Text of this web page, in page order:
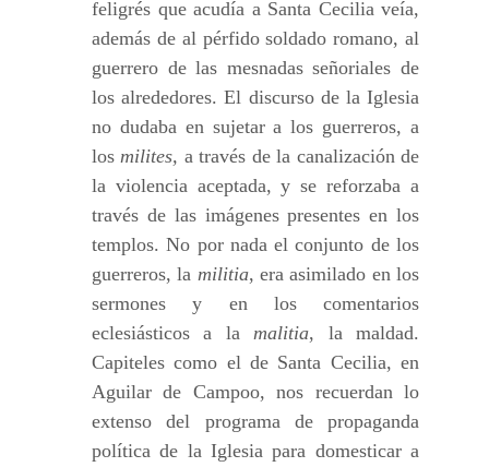
feligrés que acudía a Santa Cecilia veía,
además de al pérfido soldado romano, al
guerrero de las mesnadas señoriales de
los alrededores. El discurso de la Iglesia
no dudaba en sujetar a los guerreros, a
los milites, a través de la canalización de
la violencia aceptada, y se reforzaba a
través de las imágenes presentes en los
templos. No por nada el conjunto de los
guerreros, la militia, era asimilado en los
sermones y en los comentarios
eclesiásticos a la malitia, la maldad.
Capiteles como el de Santa Cecilia, en
Aguilar de Campoo, nos recuerdan lo
extenso del programa de propaganda
política de la Iglesia para domesticar a